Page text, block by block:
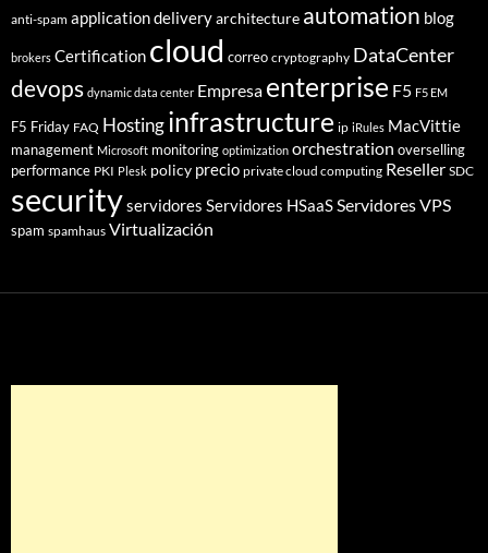
anti-spam application deliveryarchitecture automation blog
brokers Certification cloud correo cryptography DataCenter
devops dynamic data center Empresa enterprise F5 F5 EM
F5 Friday FAQ Hostinginfrastructure ip iRules MacVittie
management Microsoft monitoring optimization orchestration overselling
performance PKI Plesk policy precio private cloud computing Reseller SDC
securityservidores Servidores HSaaSServidores VPS
spam spamhaus Virtualización